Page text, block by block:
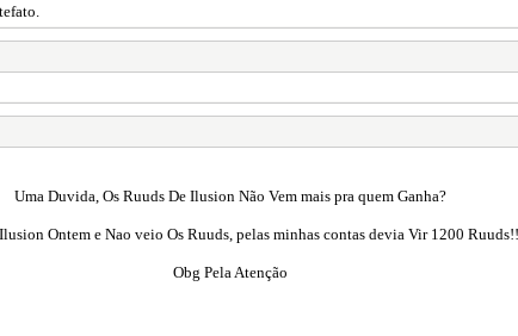
Uma Duvida, Os Ruuds De Ilusion Não Vem mais pra quem Ganha?
Ontem e Nao veio Os Ruuds, pelas minhas contas devia Vir 1200
Obg Pela Atenção